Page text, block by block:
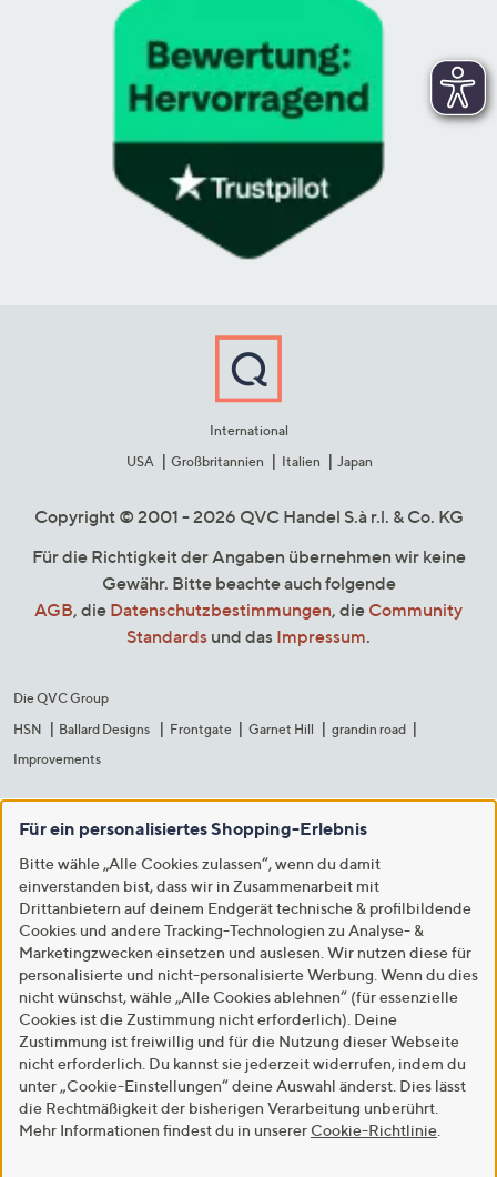
International
USA
Großbritannien Italien Japan
Copyright © 2001 - 2026 QVC Handel S.à r.l. & Co. KG
Für die Richtigkeit der Angaben übernehmen wir keine
Gewähr. Bitte beachte auch folgende
AGB, die Datenschutzbestimmungen, die Community
Standards und das Impressum.
Die QVC Group
HSN
Ballard Designs Frontgate Garnet Hill
grandin road
Improvements
Für ein personalisiertes Shopping-Erlebnis
Bitte wähle „Alle Cookies zulassen“, wenn du damit
einverstanden bist, dass wir in Zusammenarbeit mit
Drittanbietern auf deinem Endgerät technische & profilbildende
Cookies und andere Tracking-Technologien zu Analyse- &
Marketingzwecken einsetzen und auslesen. Wir nutzen diese für
personalisierte und nicht-personalisierte Werbung. Wenn du dies
nicht wünschst, wähle „Alle Cookies ablehnen“ (für essenzielle
Cookies ist die Zustimmung nicht erforderlich). Deine
Zustimmung ist freiwillig und für die Nutzung dieser Webseite
nicht erforderlich. Du kannst sie jederzeit widerrufen, indem du
unter „Cookie-Einstellungen“ deine Auswahl änderst. Dies lässt
die Rechtmäßigkeit der bisherigen Verarbeitung unberührt.
Mehr Informationen findest du in unserer Cookie-Richtlinie